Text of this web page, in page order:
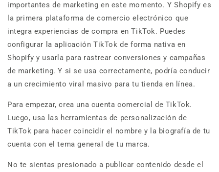
importantes de marketing en este momento. Y Shopify es
la primera plataforma de comercio electrónico que
integra experiencias de compra en TikTok. Puedes
configurar la aplicación TikTok de forma nativa en
Shopify y usarla para rastrear conversiones y campañas
de marketing. Y si se usa correctamente, podría conducir
a un crecimiento viral masivo para tu tienda en línea.
Para empezar, crea una cuenta comercial de TikTok.
Luego, usa las herramientas de personalización de
TikTok para hacer coincidir el nombre y la biografía de tu
cuenta con el tema general de tu marca.
No te sientas presionado a publicar contenido desde el